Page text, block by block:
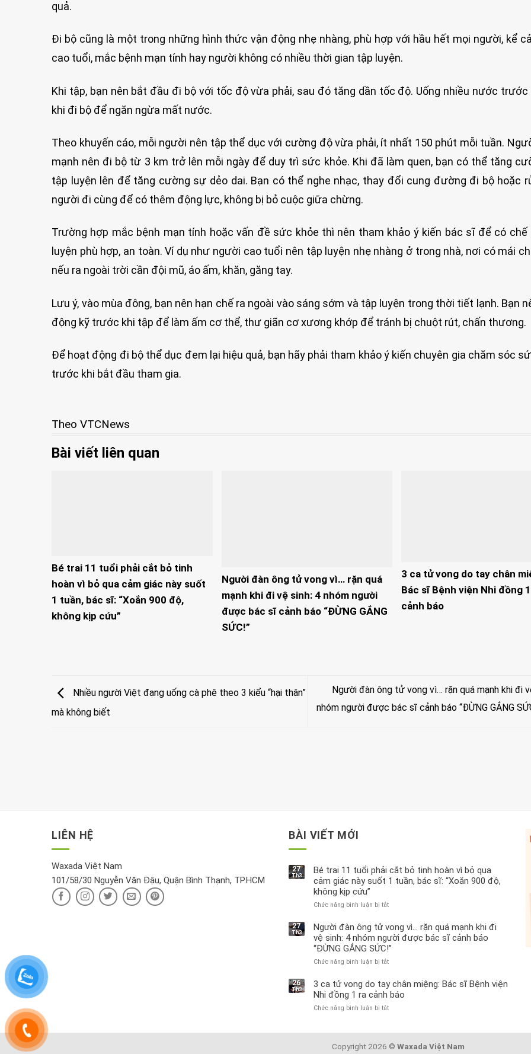
quả.
Đi bộ cũng là một trong những hình thức vận động nhẹ nhàng, phù hợp với hầu hết mọi người, kể
cao tuổi, mắc bệnh mạn tính hay người không có nhiều thời gian tập luyện.
Khi tập, bạn nên bắt đầu đi bộ với tốc độ vừa phải, sau đó tăng dần tốc độ. Uống nhiều nước trước
khi đi bộ để ngăn ngừa mất nước.
Theo khuyến cáo, mỗi người nên tập thể dục với cường độ vừa phải, ít nhất 150 phút mỗi tuần.
mạnh nên đi bộ từ 3 km trở lên mỗi ngày để duy trì sức khỏe. Khi đã làm quen, bạn có thể tăng
tập luyện lên để tăng cường sự dẻo dai. Bạn có thể nghe nhạc, thay đổi cung đường đi bộ hoặc
người đi cùng để có thêm động lực, không bị bỏ cuộc giữa chừng.
Trường hợp mắc bệnh mạn tính hoặc vấn đề sức khỏe thì nên tham khảo ý kiến bác sĩ để có chế
luyện phù hợp, an toàn. Ví dụ như người cao tuổi nên tập luyện nhẹ nhàng ở trong nhà, nơi có mái
nếu ra ngoài trời cần đội mũ, áo ấm, khăn, găng tay.
Lưu ý, vào mùa đông, bạn nên hạn chế ra ngoài vào sáng sớm và tập luyện trong thời tiết lạnh. Bạn
động kỹ trước khi tập để làm ấm cơ thể, thư giãn cơ xương khớp để tránh bị chuột rút, chấn thương.
Để hoạt động đi bộ thể dục đem lại hiệu quả, bạn hãy phải tham khảo ý kiến chuyên gia chăm sóc
trước khi bắt đầu tham gia.
Theo VTCNews
Bài viết liên quan
Bé trai 11 tuổi phải cắt bỏ tinh
hoàn vì bỏ qua cảm giác này suốt
1 tuần, bác sĩ: “Xoắn 900 độ,
không kịp cứu”
Người đàn ông tử vong vì… rặn quá
mạnh khi đi vệ sinh: 4 nhóm người
được bác sĩ cảnh báo “ĐỪNG GẮNG
SỨC!”
3 ca tử vong do tay chân
Bác sĩ Bệnh viện Nhi đồng
cảnh báo
Nhiều người Việt đang uống cà phê theo 3 kiểu “hại thân”
mà không biết
Người đàn ông tử vong vì… rặn quá mạnh khi đi
nhóm người được bác sĩ cảnh báo “ĐỪNG GẮNG
LIÊN HỆ
Waxada Việt Nam
101/58/30 Nguyễn Văn Đậu, Quận Bình Thạnh, TP.HCM
BÀI VIẾT MỚI
27
Th3
Bé trai 11 tuổi phải cắt bỏ tinh hoàn vì bỏ qua
cảm giác này suốt 1 tuần, bác sĩ: “Xoắn 900 độ,
không kịp cứu”
Chức năng bình luận bị tắtở
trai
11
tuổi
cắt
tinh
hoàn
vì
bỏ
này
27
Th3
Người đàn ông tử vong vì… rặn quá mạnh khi đi
vệ sinh: 4 nhóm người được bác sĩ cảnh báo
“ĐỪNG GẮNG SỨC!”
Chức năng bình luận bị tắtở
đàn
ông
tử
vong
mạnh
26
Th3
3 ca tử vong do tay chân miệng: Bác sĩ Bệnh viện
Nhi đồng 1 ra cảnh báo
Chức năng bình luận bị tắtở
vong
Copyright 2026 © Waxada Việt Nam